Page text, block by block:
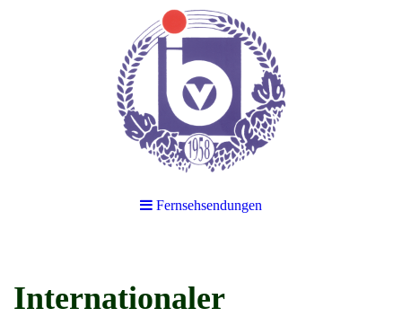
Fernsehsendungen
Internationaler